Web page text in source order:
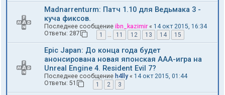
Madnarrenturm: Патч 1.10 для Ведьмака 3 -
куча фиксов.
Последнее сообщение ibn_kazimir« 14 окт 2015, 16:34
Ответы: 287 1 … 11 12 13 14 15
Epic Japan: До конца года будет
анонсирована новая японская AAA-игра на
Unreal Engine 4. Resident Evil 7?
Последнее сообщение h4lly« 14 окт 2015, 01:44
Ответы: 51 1 2 3